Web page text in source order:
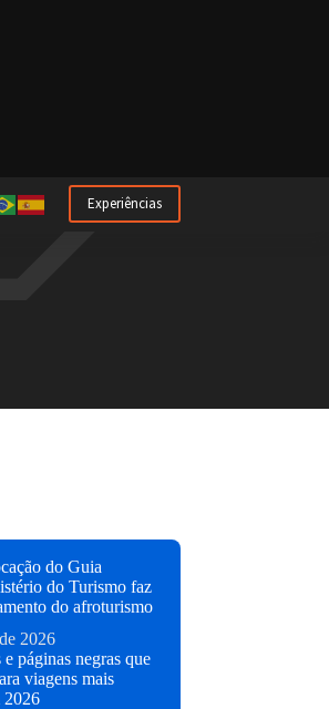
Experiências
do Guia
do Turismo faz
do afroturismo
2026
páginas negras que
viagens mais
2026